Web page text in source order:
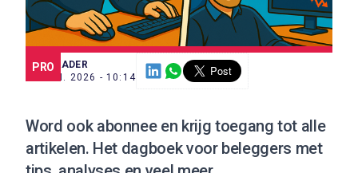
PRO
SCE TRADER
17 JUN. 2026 - 10:14
Word ook abonneeen krijg toegang tot alle
artikelen. Het dagboek voor beleggers met